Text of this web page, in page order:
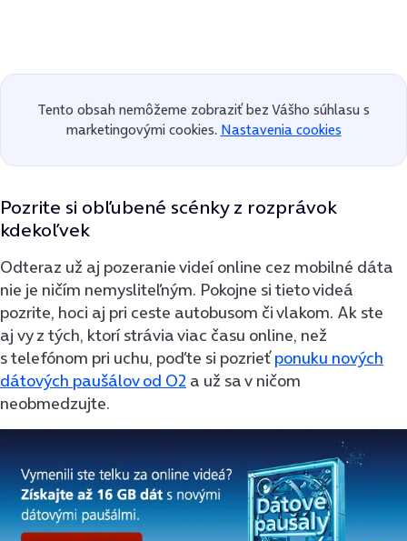
Tento obsah nemôžeme zobraziť bez Vášho súhlasu s
marketingovými cookies. Nastavenia cookies
Pozrite si obľubené scénky z rozprávok
kdekoľvek
Odteraz už aj pozeranie videí online cez mobilné dáta
nie je ničím nemysliteľným. Pokojne si tieto videá
pozrite, hoci aj pri ceste autobusom či vlakom. Ak ste
aj vy z tých, ktorí strávia viac času online, než
s telefónom pri uchu, poďte si pozrieťponuku nových
dátových paušálov od O2 a už sa v ničom
neobmedzujte.